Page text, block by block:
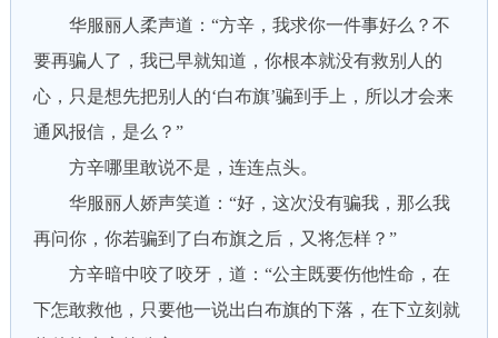
华服丽人柔声道：“方辛，我求你一件事好么？不
要再骗人了，我已早就知道，你根本就没有救别人的
心，只是想先把别人的‘白布旗’骗到手上，所以才会来
通风报信，是么？”
方辛哪里敢说不是，连连点头。
华服丽人娇声笑道：“好，这次没有骗我，那么我
再问你，你若骗到了白布旗之后，又将怎样？”
方辛暗中咬了咬牙，道：“公主既要伤他性命，在
下怎敢救他，只要他一说出白布旗的下落，在下立刻就